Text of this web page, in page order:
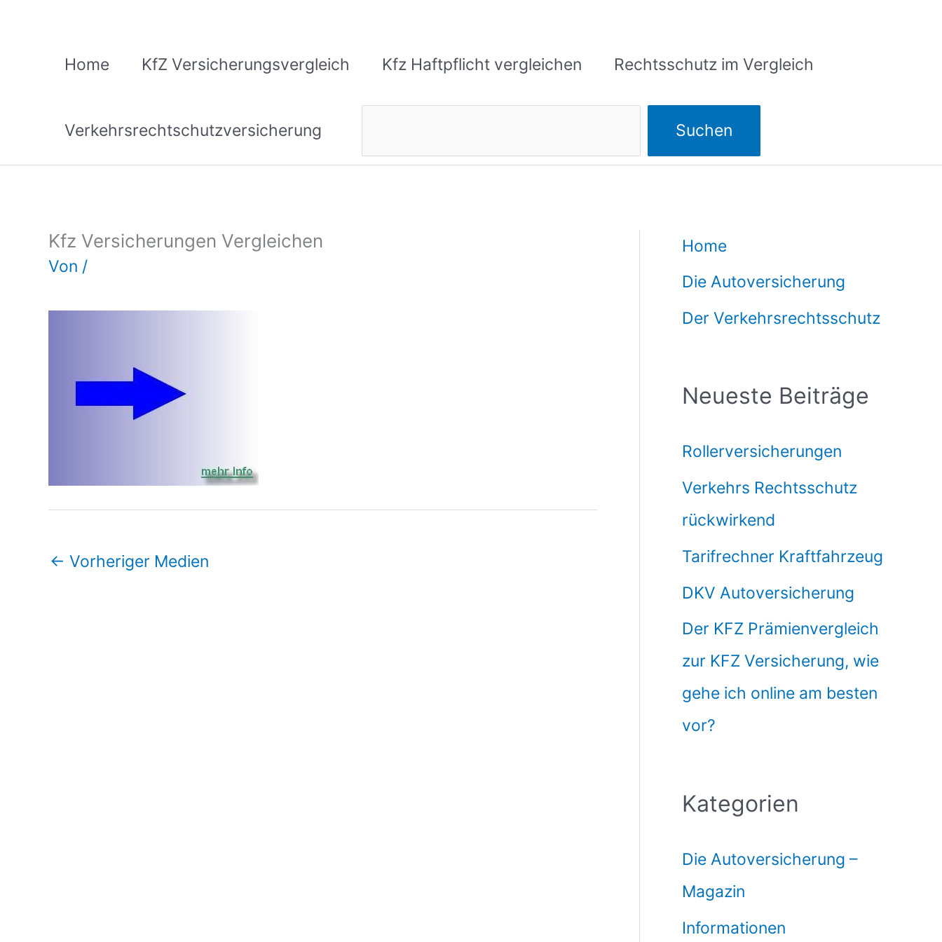
Home KfZ Versicherungsvergleich Kfz Haftpflicht vergleichen Rechtsschutz im Vergleich
Verkehrsrechtschutzversicherung Suchen
Kfz Versicherungen Vergleichen
Von /
← Vorheriger Medien
Home
Die Autoversicherung
Der Verkehrsrechtsschutz
Neueste Beiträge
Rollerversicherungen
Verkehrs Rechtsschutz
rückwirkend
Tarifrechner Kraftfahrzeug
DKV Autoversicherung
Der KFZ Prämienvergleich
zur KFZ Versicherung, wie
gehe ich online am besten
vor?
Kategorien
Die Autoversicherung –
Magazin
Informationen